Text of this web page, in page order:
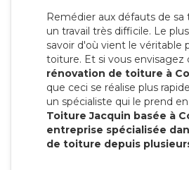
Remédier aux défauts de
un travail très difficile. Le
savoir d'où vient le véritable
toiture. Et si vous envisagez
rénovation de toiture à
que ceci se réalise plus
un spécialiste qui le prend
Toiture Jacquin basée à
entreprise spécialisée
de toiture depuis